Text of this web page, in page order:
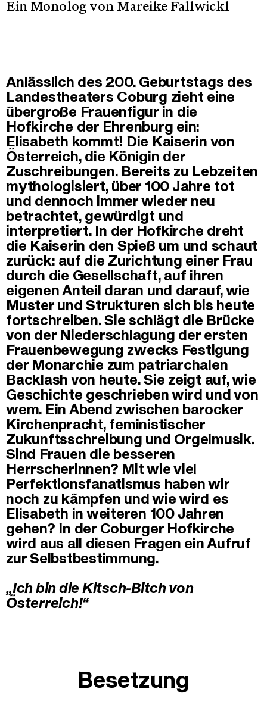
Ein Monolog von Mareike Fallwickl
Anlässlich des 200. Geburtstags des
Landestheaters Coburg zieht eine
übergroße Frauenfigur in die
Hofkirche der Ehrenburg ein:
Elisabeth kommt! Die Kaiserin von
Österreich, die Königin der
Zuschreibungen. Bereits zu Lebzeiten
mythologisiert, über 100 Jahre tot
und dennoch immer wieder neu
betrachtet, gewürdigt und
interpretiert. In der Hofkirche dreht
die Kaiserin den Spieß um und schaut
zurück: auf die Zurichtung einer Frau
durch die Gesellschaft, auf ihren
eigenen Anteil daran und darauf, wie
Muster und Strukturen sich bis heute
fortschreiben. Sie schlägt die Brücke
von der Niederschlagung der ersten
Frauenbewegung zwecks Festigung
der Monarchie zum patriarchalen
Backlash von heute. Sie zeigt auf, wie
Geschichte geschrieben wird und von
wem. Ein Abend zwischen barocker
Kirchenpracht, feministischer
Zukunftsschreibung und Orgelmusik.
Sind Frauen die besseren
Herrscherinnen? Mit wie viel
Perfektionsfanatismus haben wir
noch zu kämpfen und wie wird es
Elisabeth in weiteren 100 Jahren
gehen? In der Coburger Hofkirche
wird aus all diesen Fragen ein Aufruf
zur Selbstbestimmung.
„Ich bin die Kitsch-Bitch von
Österreich!“
Besetzung